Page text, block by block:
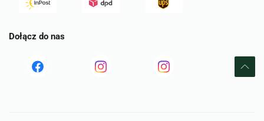
Dołącz do nas